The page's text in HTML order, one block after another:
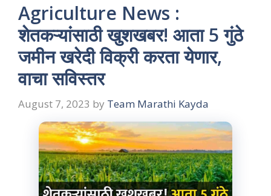
Agriculture News :
शेतकऱ्यांसाठी खुशखबर! आता 5 गुंठे
जमीन खरेदी विक्री करता येणार,
वाचा सविस्तर
August 7, 2023 by Team Marathi Kayda